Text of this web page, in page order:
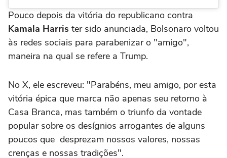
Pouco depois da vitória do republicano contra
Kamala Harris ter sido anunciada, Bolsonaro voltou
às redes sociais para parabenizar o "amigo",
maneira na qual se refere a Trump.
No X, ele escreveu: "Parabéns, meu amigo, por esta
vitória épica que marca não apenas seu retorno à
Casa Branca, mas também o triunfo da vontade
popular sobre os desígnios arrogantes de alguns
poucos que desprezam nossos valores, nossas
crenças e nossas tradições".